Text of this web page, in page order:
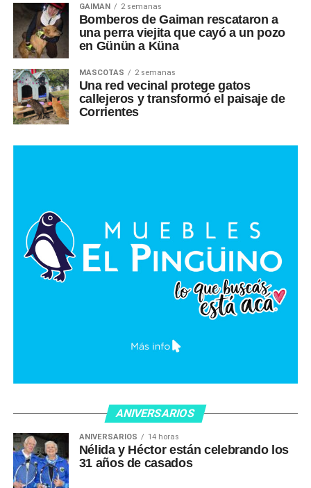
GAIMAN 2 semanas
Bomberos de Gaiman rescataron a
una perra viejita que cayó a un pozo
en Günün a Küna
MASCOTAS 2 semanas
Una red vecinal protege gatos
callejeros y transformó el paisaje de
Corrientes
ANIVERSARIOS
ANIVERSARIOS 14 horas
Nélida y Héctor están celebrando los
31 años de casados